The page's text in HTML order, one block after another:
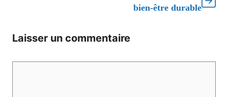
bien-être durable
Laisser un commentaire